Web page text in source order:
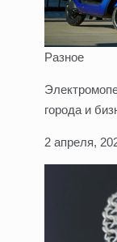
Разное
города и
2 апреля,